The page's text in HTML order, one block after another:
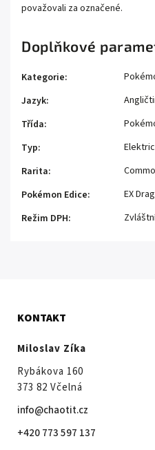
považovali za označené.
Doplňkové
Kategorie:
Jazyk:
Třída:
Typ:
Rarita:
Pokémon Edice:
EX
Režim DPH:
KONTAKT
Miloslav Zíka
Rybákova 160
373 82 Včelná
info@chaotit.cz
+420 773 597 137